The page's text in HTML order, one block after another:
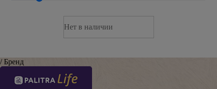
Нет в наличии
/ Бренд